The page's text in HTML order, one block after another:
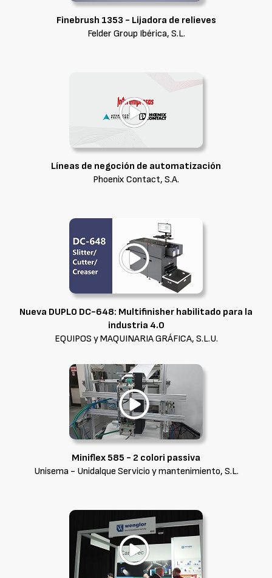
Finebrush 1353 - Lijadora de relieves
Felder Group Ibérica, S.L.
Líneas de negoción de automatización
Phoenix Contact, S.A.
Nueva DUPLO DC-648: Multifinisher habilitado para la
industria 4.0
EQUIPOS y MAQUINARIA GRÁFICA, S.L.U.
Miniflex 585 - 2 colori passiva
Unisema - Unidalque Servicio y mantenimiento, S.L.